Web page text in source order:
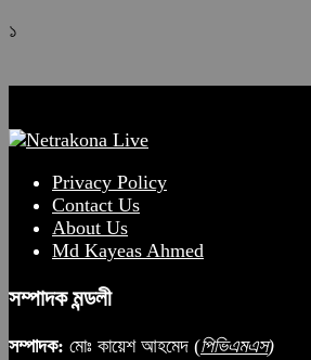
১
Privacy Policy
Contact Us
About Us
Md Kayeas Ahmed
সম্পাদক মন্ডলী
সম্পাদক: মোঃ কায়েশ আহমেদ (পিভিএমএস)